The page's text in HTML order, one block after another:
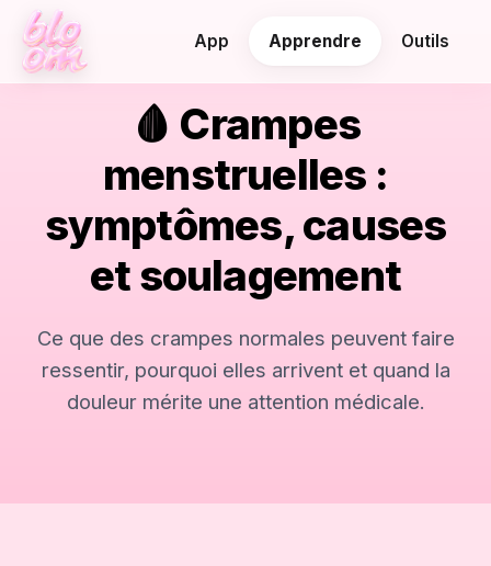
App Apprendre Outils
🩸 Crampes
menstruelles :
symptômes, causes
et soulagement
Ce que des crampes normales peuvent faire
ressentir, pourquoi elles arrivent et quand la
douleur mérite une attention médicale.